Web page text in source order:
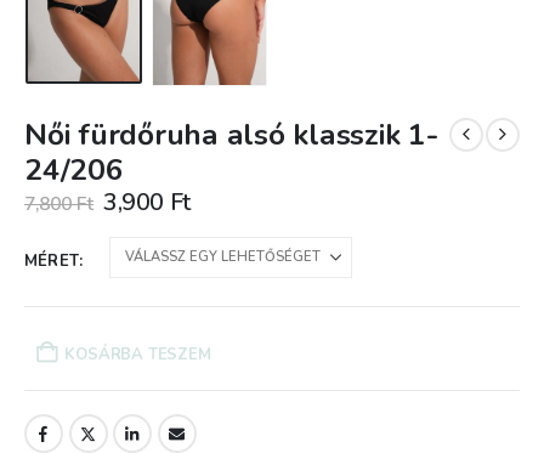
Női fürdőruha alsó klasszik 1-
24/206
7,800Ft Original
price
was:
7,800 Ft.
3,900 FtCurrent
is:
3,900 Ft.
MÉRET
KOSÁRBA TESZEM